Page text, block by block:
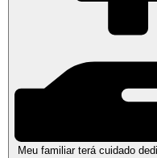
Meu familiar terá cuidado